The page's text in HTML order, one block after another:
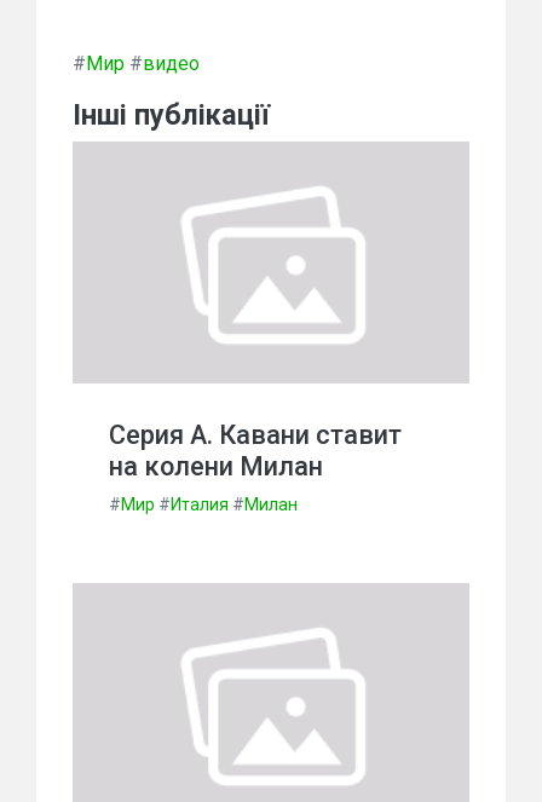
#Мир #видео
Інші публікації
Серия А. Кавани ставит
на колени Милан
#Мир #Италия #Милан